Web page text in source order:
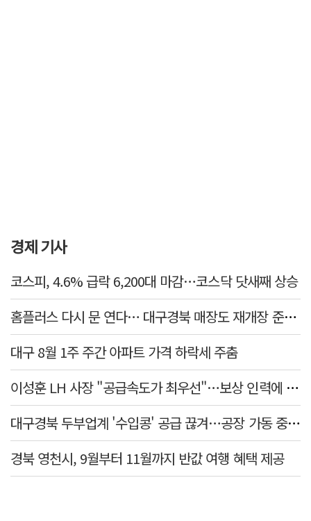
경제 기사
코스피, 4.6% 급락 6,200대 마감…코스닥 닷새째 상승
홈플러스 다시 문 연다… 대구경북 매장도 재개장 준비 돌입
대구 8월 1주 주간 아파트 가격 하락세 주춤
이성훈 LH 사장 "공급속도가 최우선"…보상 인력에 정규직보다 후한 대우
대구경북 두부업계 '수입콩' 공급 끊겨…공장 가동 중단 등 '존폐기로'
경북 영천시, 9월부터 11월까지 반값 여행 혜택 제공